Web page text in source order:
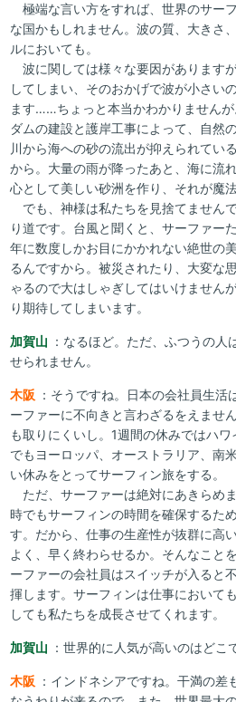
極端な言い方をすれば、世界のサー
な国かもしれません。波の質、大きさ
ルにおいても。
波に関しては様々な要因があります
してしまい、そのおかげで波が小さ
ます……ちょっと本当かわかりませんが
ダムの建設と護岸工事によって、自然
川から海への砂の流出が抑えられてい
から。大量の雨が降ったあと、海に流
心として美しい砂洲を作り、それが魔
でも、神様は私たちを見捨てません
り道です。台風と聞くと、サーファー
年に数度しかお目にかかれない絶世の
るんですから。被災されたり、大変な
ゃるので大はしゃぎしてはいけません
り期待してしまいます。
加賀山 ：なるほど。ただ、ふつうの
せられません。
木阪 ：そうですね。日本の会社員生
ーファーに不向きと言わざるをえませ
も取りにくいし。1週間の休みではハワ
でもヨーロッパ、オーストラリア、南
い休みをとってサーフィン旅をする。
ただ、サーファーは絶対にあきらめ
時でもサーフィンの時間を確保するた
す。だから、仕事の生産性が抜群に高
よく、早く終わらせるか。そんなこと
ーファーの会社員はスイッチが入ると
揮します。サーフィンは仕事において
しても私たちを成長させてくれます。
加賀山 ：世界的に人気が高いのはどこ
木阪 ：インドネシアですね。干満の